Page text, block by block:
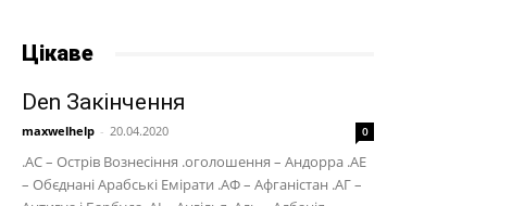
Цікаве
Den Закінчення
maxwelhelp - 20.04.2020 0
.АС – Острів Вознесіння .оголошення – Андорра .АЕ
– Обєднані Арабські Емірати .АФ – Афганістан .АГ –